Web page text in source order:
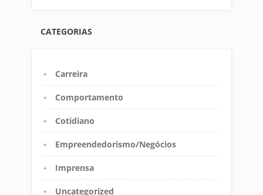
CATEGORIAS
Carreira
Comportamento
Cotidiano
Empreendedorismo/Negócios
Imprensa
Uncategorized